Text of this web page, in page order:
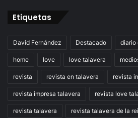
Etiquetas
David Fernández Destacado diario
home love love talavera
revista revista en talavera revista
revista impresa talavera revista love
revista talavera revista talavera de la